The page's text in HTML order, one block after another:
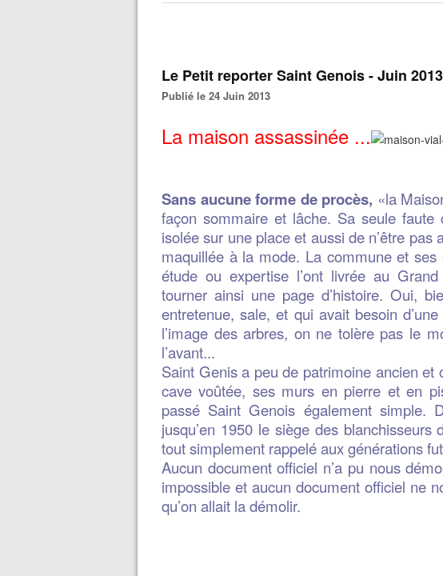
Le Petit reporter Saint Genois - Juin 2013
Publié le 24 Juin 2013
La maison assassinée ...
Sans aucune forme de procès, «la
façon sommaire et lâche. Sa seule faute
isolée sur une place et aussi de n’être pas
maquillée à la mode. La commune et
étude ou expertise l’ont livrée au
tourner ainsi une page d’histoire. Oui,
entretenue, sale, et qui avait besoin
l’image des arbres, on ne tolère pas le
l’avant...
Saint Genis a peu de patrimoine ancien et
cave voûtée, ses murs en pierre et en
passé Saint Genois également simple.
jusqu’en 1950 le siège des
tout simplement rappelé aux générations
Aucun document officiel n’a pu nous
impossible et aucun document officiel ne
qu’on allait la démolir.